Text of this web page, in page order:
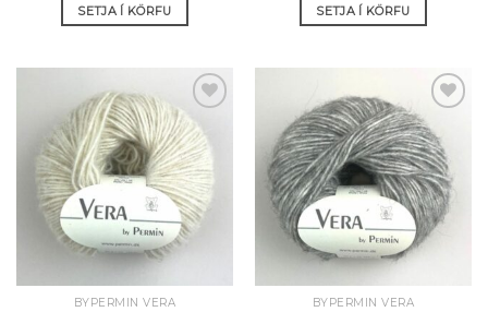
SETJA Í KÖRFU SETJA Í KÖRFU
Setja á
óskalista
BYPERMIN VERA
Setja á
óskalista
BYPERMIN VERA